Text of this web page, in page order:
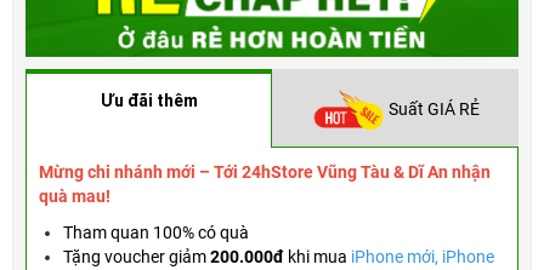
Ưu đãi thêm Suất GIÁ RẺ
Mừng chi nhánh mới – Tới 24hStore Vũng Tàu & Dĩ An nhận
quà mau!
Tham quan 100% có quà
Tặng vouchergiảm200.000đ khi mua iPhone mới, iPhone